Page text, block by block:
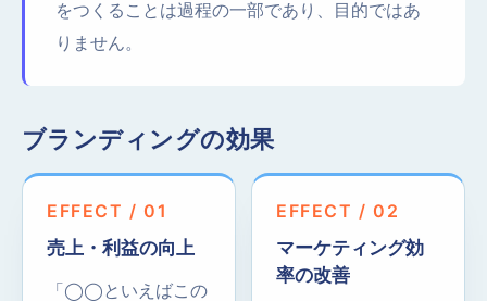
をつくることは過程の一部であり、目的ではあ
りません。
ブランディングの効果
EFFECT / 01
売上・利益の向上
「◯◯といえばこの
EFFECT / 02
マーケティング効
率の改善